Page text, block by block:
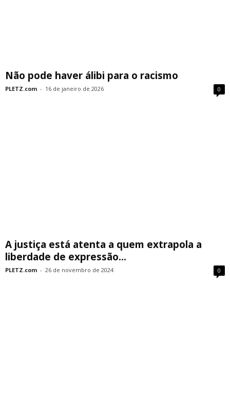
Não pode haver álibi para o racismo
PLETZ.com - 16 de janeiro de 2026 0
A justiça está atenta a quem extrapola a
liberdade de expressão...
PLETZ.com - 26 de novembro de 2024 0